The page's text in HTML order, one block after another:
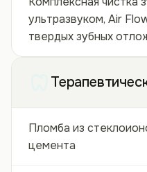
ультразвуком, Air
твердых зубных
Пломба из
цемента